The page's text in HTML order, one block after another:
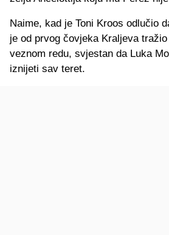
Naime, kad je Toni Kroos odlučio
je od prvog čovjeka Kraljeva
veznom redu, svjestan da Luka
iznijeti sav teret.